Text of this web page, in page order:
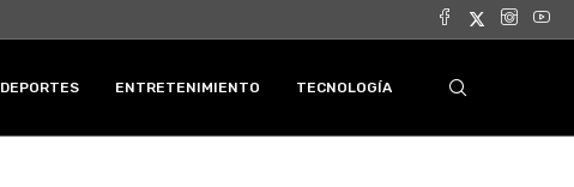
DEPORTES ENTRETENIMIENTO TECNOLOGÍA